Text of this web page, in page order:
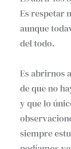
Es respetar
aunque
del todo.⁣
Es abrirnos
de que no
y que lo
siempre